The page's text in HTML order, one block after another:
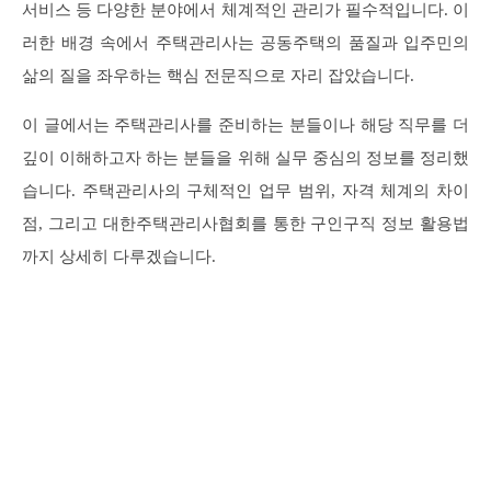
서비스 등 다양한 분야에서 체계적인 관리가 필수적입니다. 이
러한 배경 속에서 주택관리사는 공동주택의 품질과 입주민의
삶의 질을 좌우하는 핵심 전문직으로 자리 잡았습니다.
이 글에서는 주택관리사를 준비하는 분들이나 해당 직무를 더
깊이 이해하고자 하는 분들을 위해 실무 중심의 정보를 정리했
습니다. 주택관리사의 구체적인 업무 범위, 자격 체계의 차이
점, 그리고 대한주택관리사협회를 통한 구인구직 정보 활용법
까지 상세히 다루겠습니다.